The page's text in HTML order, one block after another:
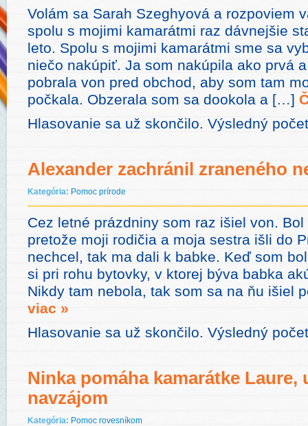
Volám sa Sarah Szeghyová a rozpoviem
spolu s mojimi kamarátmi raz dávnejšie
leto. Spolu s mojimi kamarátmi sme sa
niečo nakúpiť. Ja som nakúpila ako prvá
pobrala von pred obchod, aby som tam
počkala. Obzerala som sa dookola a […]
Hlasovanie sa už skončilo. Výsledný
Alexander zachránil zraneného
Kategória: Pomoc prírode
Cez letné prázdniny som raz išiel von. Bol
pretože moji rodičia a moja sestra išli do
nechcel, tak ma dali k babke. Keď som
si pri rohu bytovky, v ktorej býva babka
Nikdy tam nebola, tak som sa na ňu išiel
viac »
Hlasovanie sa už skončilo. Výsledný
Ninka pomáha kamarátke Laure,
navzájom
Kategória: Pomoc rovesníkom